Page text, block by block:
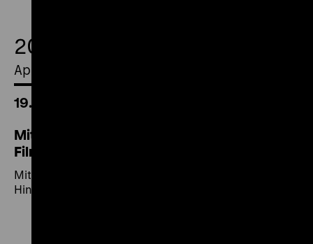
20.
April 2018
19.00 Uhr
Mit dem Auto ins Morgenland. Eine
Filmkonkurrenz mit Hindernissen
Mit dem Auto ins Morgenland. Eine Filmkonkurrenz mit
Hindernissen